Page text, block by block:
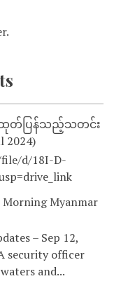
.
း ထုတ်ပြန်သည့်သတင်း
d/18I-D-
Morning Myanmar
– Sep 12,
security officer
and...